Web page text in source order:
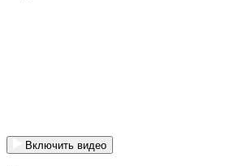
Включить видео